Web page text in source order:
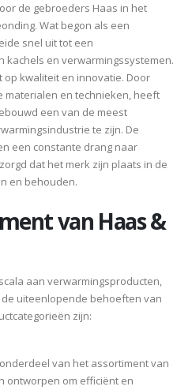
de gebroeders Haas in het
Wat begon als een
snel uit tot een
en verwarmingssystemen.
kwaliteit en innovatie. Door
materialen en technieken, heeft
een van de meest
te zijn. De
een constante drang naar
dat het merk zijn plaats in de
en behouden.
van Haas &
aan verwarmingsproducten,
uiteenlopende behoeften van
zijn:
van het assortiment van
ontworpen om efficiënt en